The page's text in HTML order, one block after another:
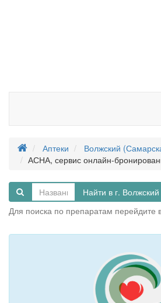
Аптеки Волжский
АСНА, сервис онлайн-
Найти в г.
Для поиска по препаратам перейдите